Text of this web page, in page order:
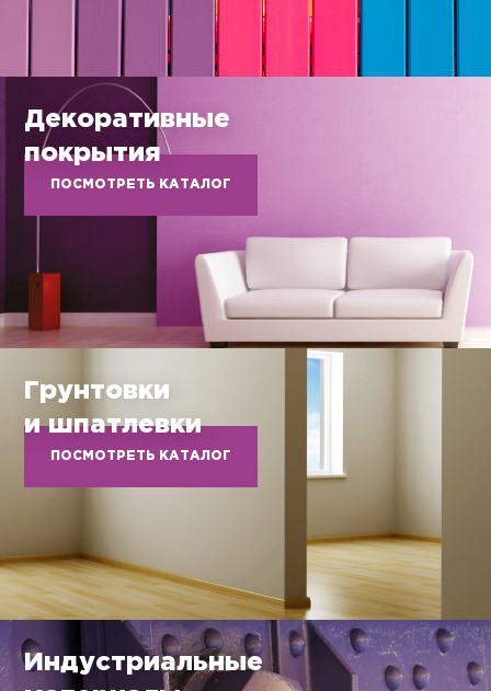
Декоративные
покрытия
ПОСМОТРЕТЬ КАТАЛОГ
Грунтовки
и шпатлевки
ПОСМОТРЕТЬ КАТАЛОГ
Индустриальные